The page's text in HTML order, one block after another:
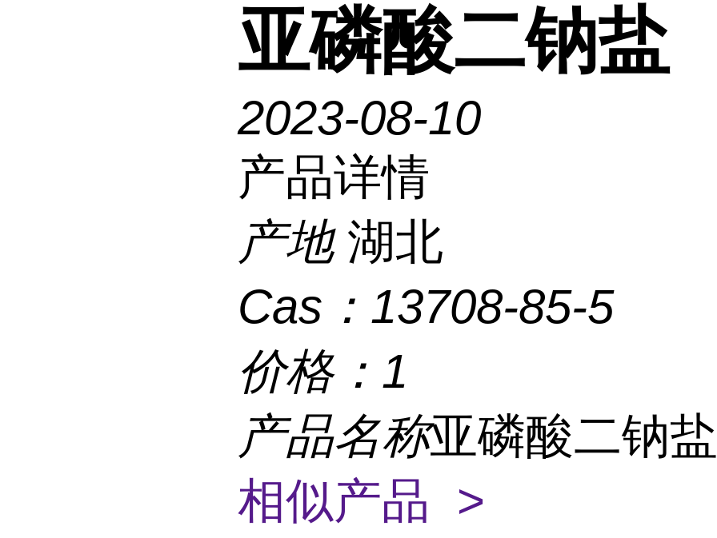
亚磷酸二钠盐
2023-08-10
产品详情
产地 湖北
Cas： 13708-85-5
价格： 1
产品名称亚磷酸二钠
相似产品 >